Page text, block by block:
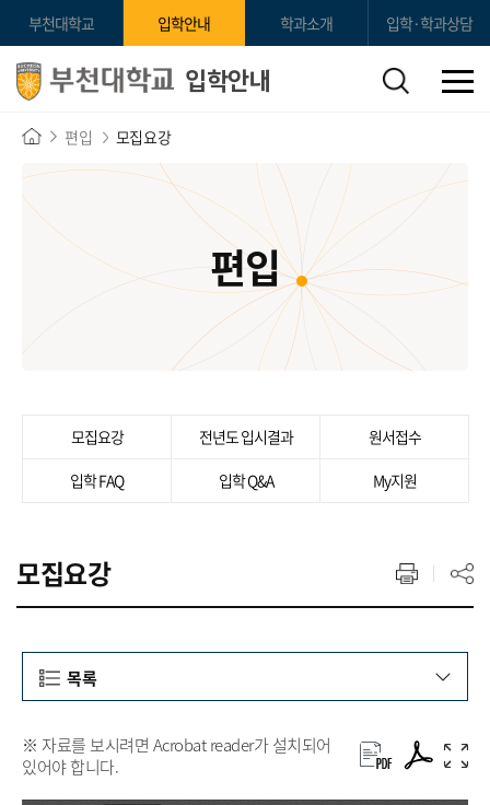
부천대학교 입학안내 학과소개 입학·학과상담
입학안내
편입 모집요강
편입
모집요강 전년도 입시결과
원서접수
입학 FAQ
입학 Q&A My지원
모집요강
목록
※ 자료를 보시려면 Acrobat reader가 설치되어
있어야 합니다.